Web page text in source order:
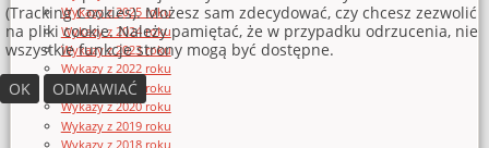
Wykazy z 2025 roku
Wykazy z 2024 roku
Wykazy z 2023 roku
Wykazy z 2022 roku
Wykazy z 2021 roku
Wykazy z 2020 roku
Wykazy z 2019 roku
Wykazy z 2018 roku
(Tracking Cookies). Możesz sam zdecydować, czy chcesz zezwolić
na pliki cookie. Należy pamiętać, że w przypadku odrzucenia, nie
wszystkie funkcje strony mogą być dostępne.
OK
ODMAWIAĆ